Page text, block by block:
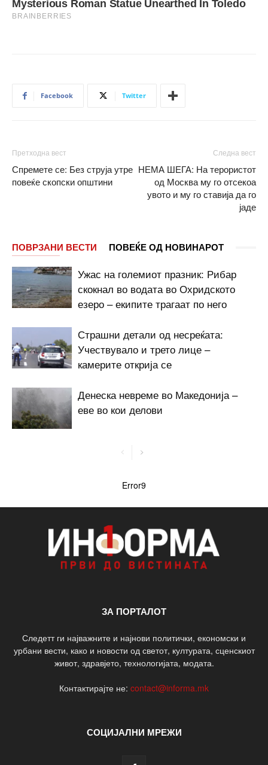
Facebook Twitter
Претходна вест
Спремете се: Без струја утре
повеќе скопски општини
Следна вест
НЕМА ШЕГА: На терористот
од Москва му го отсекоа
увото и му го ставија да го
јаде
ПОВРЗАНИ ВЕСТИ ПОВЕЌЕ ОД НОВИНАРОТ
Ужас на големиот празник: Рибар
скокнал во водата во Охридското
езеро – екипите трагаат по него
Страшни детали од несреќата:
Учествувало и трето лице –
камерите открија се
Денеска невреме во Македонија –
еве во кои делови
Error9
ЗА ПОРТАЛОТ
Следетт ги најважните и најнови политички, економски и
урбани вести, како и новости од светот, културата, сценскиот
живот, здравјето, технологијата, модата.
Контактирајте не: contact@informa.mk
СОЦИЈАЛНИ МРЕЖИ